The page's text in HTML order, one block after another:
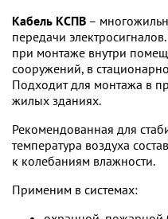
Кабель КСПВ –
передачи
при монтаже внутри
сооружений, в
Подходит для монтажа в
жилых зданиях.
Рекомендованная для
температура воздуха
к колебаниям влажности.
Применим в системах: